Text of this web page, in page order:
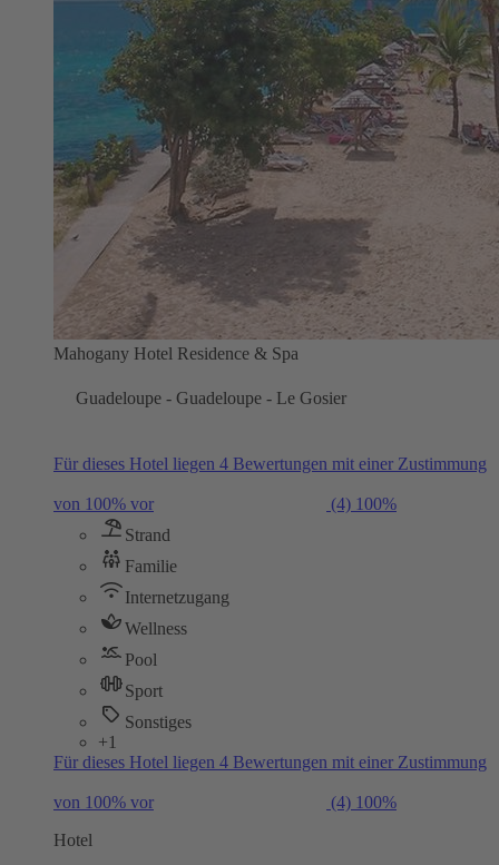
Mahogany Hotel Residence & Spa
Guadeloupe - Guadeloupe - Le Gosier
Für dieses Hotel liegen 4 Bewertungen mit einer Zustimmung
von 100% vor (4) 100%
Strand
Familie
Internetzugang
Wellness
Pool
Sport
Sonstiges
+1
Für dieses Hotel liegen 4 Bewertungen mit einer Zustimmung
von 100% vor (4) 100%
Hotel